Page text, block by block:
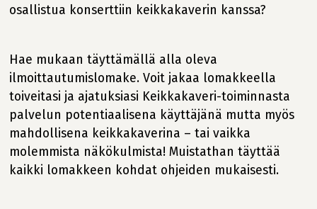
osallistua konserttiin keikkakaverin kanssa?
Hae mukaan täyttämällä alla oleva
ilmoittautumislomake. Voit jakaa lomakkeella
toiveitasi ja ajatuksiasi Keikkakaveri-toiminnasta
palvelun potentiaalisena käyttäjänä mutta myös
mahdollisena keikkakaverina – tai vaikka
molemmista näkökulmista! Muistathan täyttää
kaikki lomakkeen kohdat ohjeiden mukaisesti.